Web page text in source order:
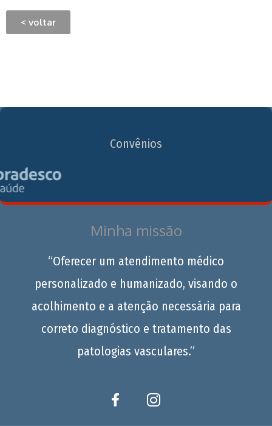
< voltar
Convênios
Minha missão
“Oferecer um atendimento médico
personalizado e humanizado, visando o
acolhimento e a atenção necessária para
correto diagnóstico e tratamento das
patologias vasculares.”